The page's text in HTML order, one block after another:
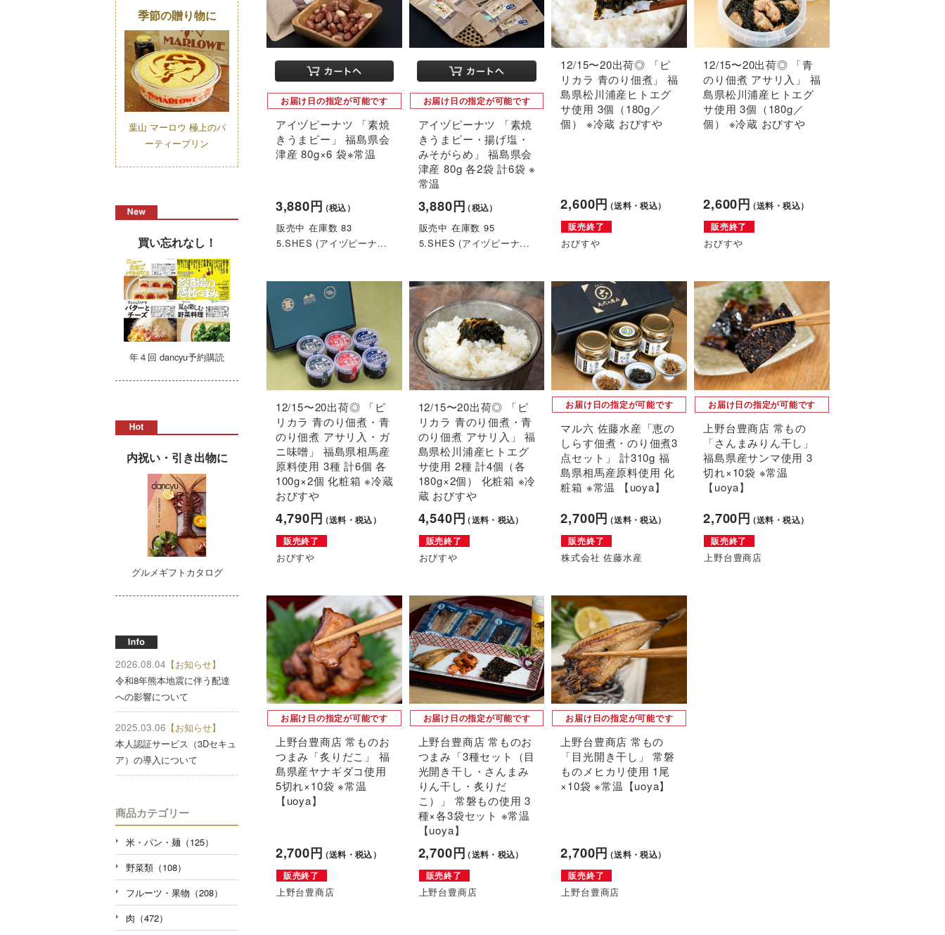
お届け日の指定が可能です
アイヅピーナツ 「素焼
きうまピー」 福島県会
津産 80g×6 袋※常温
3,880円（税込）
販売中 在庫数 83
5.SHES (アイヅピーナ...
お届け日の指定が可能です
アイヅピーナツ 「素焼
きうまピー・揚げ塩・
みそがらめ」 福島県会
津産 80g 各2袋 計6袋 ※
常温
3,880円（税込）
販売中 在庫数 95
5.SHES (アイヅピーナ...
12/15〜20出荷◎ 「ピ
リカラ 青のり佃煮」 福
島県松川浦産ヒトエグ
サ使用 3個（180g／
個） ※冷蔵 おびすや
2,600円（送料・税込）
販売終了
おびすや
12/15〜20出荷◎ 「青
のり佃煮 アサリ入」 福
島県松川浦産ヒトエグ
サ使用 3個（180g／
個） ※冷蔵 おびすや
2,600円（送料・税込）
販売終了
おびすや
12/15〜20出荷◎ 「ピ
リカラ 青のり佃煮・青
のり佃煮 アサリ入・ガ
ニ味噌」 福島県相馬産
原料使用 3種 計6個 各
100g×2個 化粧箱 ※冷蔵
おびすや
4,790円（送料・税込）
販売終了
おびすや
12/15〜20出荷◎ 「ピ
リカラ 青のり佃煮・青
のり佃煮 アサリ入」 福
島県松川浦産ヒトエグ
サ使用 2種 計4個（各
180g×2個） 化粧箱 ※冷
蔵 おびすや
4,540円（送料・税込）
販売終了
おびすや
お届け日の指定が可能です
マル六 佐藤水産「恵の
しらす佃煮・のり佃煮3
点セット」 計310g 福
島県相馬産原料使用 化
粧箱 ※常温 【uoya】
2,700円 （送料・税込）
販売終了
株式会社 佐藤水産
お届け日の指定が可能です
上野台豊商店 常もの
「さんまみりん干し」
福島県産サンマ使用 3
切れ×10袋 ※常温
【uoya】
2,700円（送料・税込）
販売終了
上野台豊商店
お届け日の指定が可能です
上野台豊商店 常ものお
つまみ「炙りだこ」 福
島県産ヤナギダコ使用
5切れ×10袋 ※常温
【uoya】
2,700円（送料・税込）
販売終了
上野台豊商店
お届け日の指定が可能です
上野台豊商店 常ものお
つまみ「3種セット（目
光開き干し・さんまみ
りん干し・炙りだ
こ）」 常磐もの使用 3
種×各3袋セット ※常温
【uoya】
2,700円（送料・税込）
販売終了
上野台豊商店
お届け日の指定が可能です
上野台豊商店 常もの
「目光開き干し」 常磐
ものメヒカリ使用 1尾
×10袋 ※常温【uoya】
2,700円 （送料・税込）
販売終了
上野台豊商店
季節の贈り物に
葉山 マーロウ 極上のパ
ーティープリン
買い忘れなし！
年４回 dancyu予約購読
内祝い・引き出物に
グルメギフトカタログ
2026.08.04 【お知らせ】
令和8年熊本地震に伴う配達
への影響について
2025.03.06 【お知らせ】
本人認証サービス（3Dセキュ
ア）の導入について
商品カテゴリー
米・パン・麺（125）
野菜類（108）
フルーツ・果物（208）
肉（472）